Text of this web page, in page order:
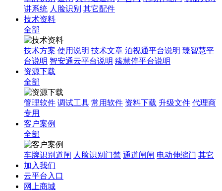
讲系统 人脸识别 其它配件
技术资料
全部
技术方案 使用说明 技术文章 泊视通平台说明 臻智慧平
台说明 智安通云平台说明 臻慧停平台说明
资源下载
全部
管理软件 调试工具 常用软件 资料下载 升级文件 代理商
专用
客户案例
全部
车牌识别道闸 人脸识别门禁 通道闸闸 电动伸缩门 其它
加入我们
云平台入口
网上商城